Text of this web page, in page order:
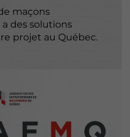
maçons
des solutions
projet au Québec.